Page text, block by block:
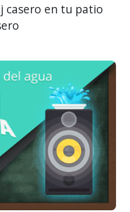
casero en tu patio